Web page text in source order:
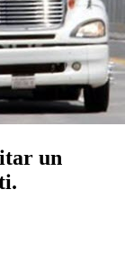
un